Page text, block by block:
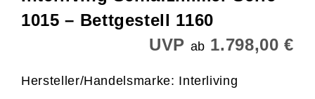
1015 – Bettgestell 1160
UVP ab 1.798,00 €
Hersteller/Handelsmarke: Interliving